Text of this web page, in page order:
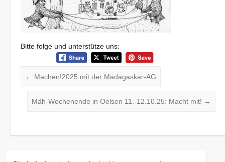
Bitte folge und unterstütze uns:
← Machen!2025 mit der Madagaskar-AG
Mäh-Wochenende in Oelsen 11.-12.10.25: Macht mit! →